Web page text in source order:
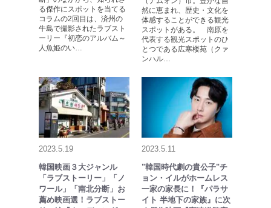
る傑作にスポットを当てる
コラムの2回目は、済州の
牛島で撮影されたラブスト
ーリー『初恋のアルバム～
人魚姫のい…
然に恵まれ、歴史・文化を
体感することができる観光
スポットがある。 南原を
代表する観光スポットのひ
とつである広寒楼苑（クァ
ンハル…
2023.5.19
韓国映画３大ジャンル
「ラブストーリー」「ノ
ワール」「南北分断」お
薦め映画選！ラブストー
2023.5.11
"韓国時代劇の貴公子"チ
ョン・イルがホームレス
一家の家長に！『パラサ
イト 半地下の家族』に次